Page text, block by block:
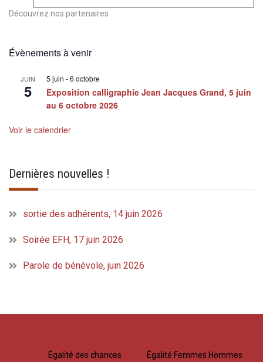
Découvrez nos partenaires
Évènements à venir
JUIN
5
5 juin -6 octobre
Exposition calligraphie Jean Jacques Grand, 5 juin
au 6 octobre 2026
Voir le calendrier
Dernières nouvelles !
sortie des adhérents, 14 juin 2026
Soirée EFH, 17 juin 2026
Parole de bénévole, juin 2026
Égalité des chances Égalité Femmes Hommes